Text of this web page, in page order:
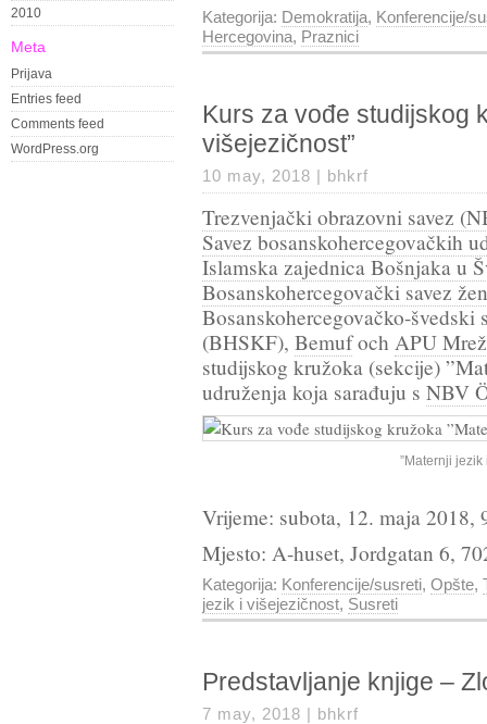
2010
Meta
Prijava
Entries feed
Comments feed
WordPress.org
Kategorija: Demokratija, Konferencije/
Hercegovina, Praznici
Kurs za vođe studijskog
višejezičnost”
10 may, 2018 | bhkrf
Trezvenjački obrazovni savez
Savez bosanskohercegovačkih
Islamska zajednica Bošnjaka u
Bosanskohercegovački savez
Bosanskohercegovačko-švedski
(BHSKF), Bemufoch APU
studijskog kružoka (sekcije)
udruženja koja sarađuju s NBV
”Maternji
Vrijeme: subota, 12. maja 2018,
Mjesto: A-huset, Jordgatan 6,
Kategorija: Konferencije/susreti, Opšte,
jezik i višejezičnost, Susreti
Predstavljanje knjige –
7 may, 2018 | bhkrf